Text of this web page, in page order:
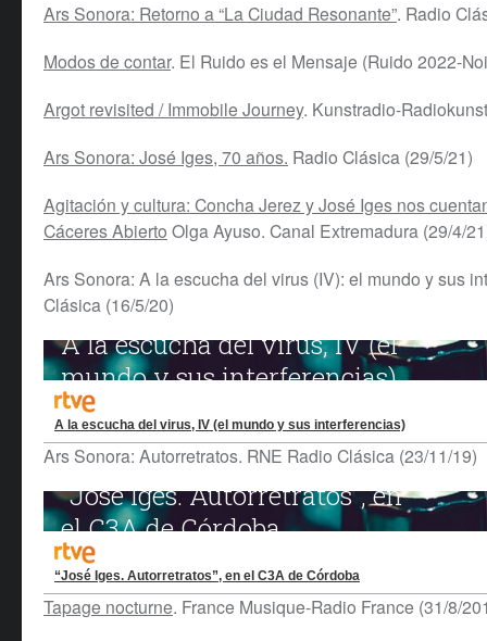
Ars Sonora: Retorno a “La Ciudad Resonante”. Radio
Modos de contar. El Ruido es el Mensaje (Ruido 2022-
Argot revisited / Immobile Journey. Kunstradio-
Ars Sonora: José Iges, 70 años. Radio Clásica (29/5/21)
Agitación y cultura: Concha Jerez y José Iges nos
Cáceres Abierto Olga Ayuso. Canal Extremadura (29/4/
Ars Sonora: A la escucha del virus (IV): el mundo y sus
Clásica (16/5/20)
A la escucha del virus, IV (el mundo y sus interferencias)
Ars Sonora: Autorretratos. RNE Radio Clásica (23/11/19)
“José Iges. Autorretratos”, en el C3A de Córdoba
Tapage nocturne. France Musique-Radio France (31/8/